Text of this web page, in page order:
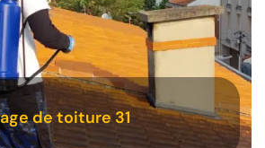
de toiture 31